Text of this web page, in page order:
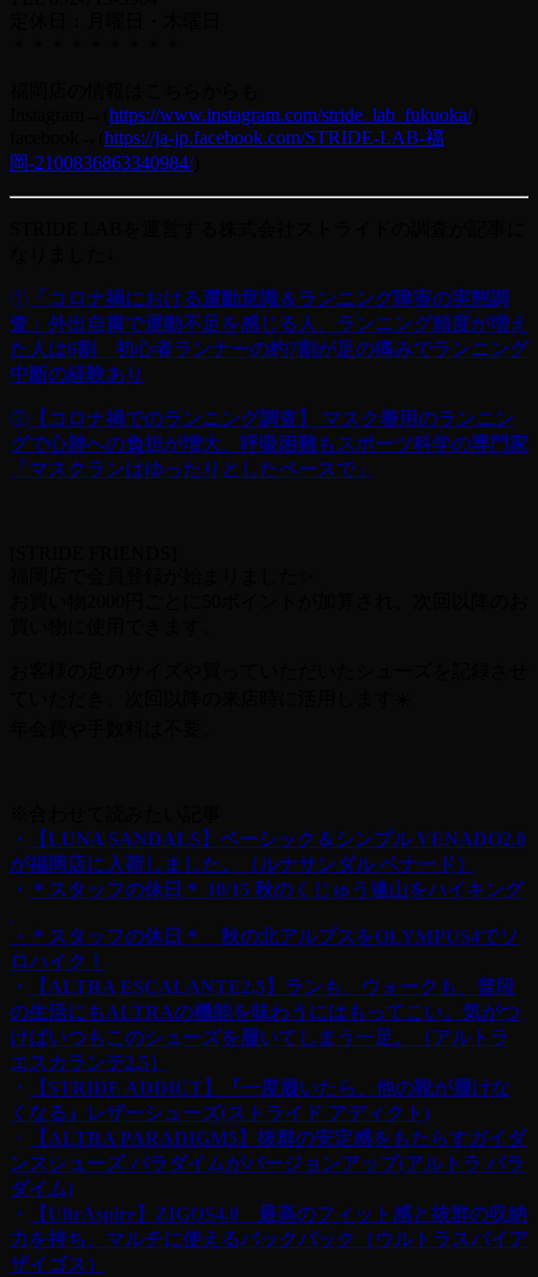
https://www.instagram.com/stride_lab_fukuoka/)
https://ja-jp.facebook.com/STRIDE-LAB-福
岡-2100836863340984/)
① 「コロナ禍における運動意識＆ランニング障害の実態調
査」外出自粛で運動不足を感じる人、ランニング頻度が増え
た人は6割 初心者ランナーの約7割が足の痛みでランニング
中断の経験あり
② 【コロナ禍でのランニング調査】 マスク着用のランニン
グで心肺への負担が増大、呼吸困難もスポーツ科学の専門家
「マスクランはゆったりとしたペースで」
・
【LUNA SANDALS】ベーシック＆シンプル VENADO2.0
が福岡店に入荷しました。（ルナサンダル ベナード）
・
＊スタッフの休日＊ 10/15 秋のくじゅう連山をハイキング
・＊スタッフの休日＊ 秋の北アルプスをOLYMPUS4でソ
ロハイク！
・
【ALTRA ESCALANTE2.5】ランも、ウォークも、普段
の生活にもALTRAの機能を味わうにはもってこい。気がつ
けばいつもこのシューズを履いてしまう一足。（アルトラ
エスカランテ2.5）
・
【STRIDE ADDICT】『一度履いたら、他の靴が履けな
くなる』
レザーシューズ(ストライド アディクト)
・
【ALTRA PARADIGM5】抜群の安定感をもたらすガイダ
ンスシューズ パラダイムがバージョンアップ(アルトラ パラ
ダイム)
・
【UltrAspire】ZIGOS4.0 最高のフィット感と抜群の収納
力を持ち、マルチに使えるバックパック（ウルトラスパイア
ザイゴス）